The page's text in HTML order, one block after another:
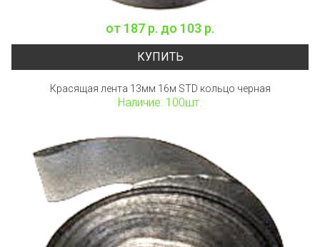
от 187 р. до 103 р.
КУПИТЬ
Красящая лента 13мм 16м STD кольцо черная
Наличие: 100шт.